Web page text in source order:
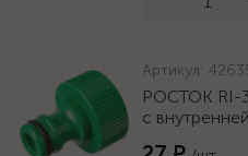
Артикул:
РОСТОК RI-
с